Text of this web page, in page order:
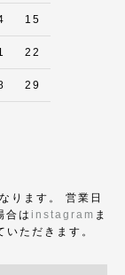
15
22
29
ります。 営業日
合は instagram ま
ただきます。